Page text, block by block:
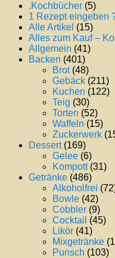
.Kochbücher (5)
1 Rezept eingeben
Alle Artikel (15)
Alles zum Kauf –
Allgemein (41)
Backen (401)
Brot(48)
Gebäck (211)
Kuchen (122)
Teig (30)
Torten (52)
Waffeln (15)
Zuckerwerk
Dessert(169)
Gelee (6)
Kompott(31)
Getränke (486)
Alkoholfrei
Bowle (42)
Cobbler (9)
Cocktail (45)
Likör (41)
Mixgetränke
Punsch (103)